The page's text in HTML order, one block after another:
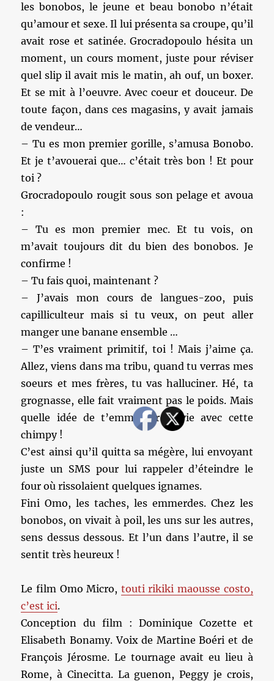
les bonobos, le jeune et beau bonobo n’était
qu’amour et sexe. Il lui présenta sa croupe, qu’il
avait rose et satinée. Grocradopoulo hésita un
moment, un cours moment, juste pour réviser
quel slip il avait mis le matin, ah ouf, un boxer.
Et se mit à l’oeuvre. Avec coeur et douceur. De
toute façon, dans ces magasins, y avait jamais
de vendeur…
– Tu es mon premier gorille, s’amusa Bonobo.
Et je t’avouerai que… c’était très bon ! Et pour
toi ?
Grocradopoulo rougit sous son pelage et avoua
:
– Tu es mon premier mec. Et tu vois, on
m’avait toujours dit du bien des bonobos. Je
confirme !
– Tu fais quoi, maintenant ?
– J’avais mon cours de langues-zoo, puis
capilliculteur mais si tu veux, on peut aller
manger une banane ensemble …
– T’es vraiment primitif, toi ! Mais j’aime ça.
Allez, viens dans ma tribu, quand tu verras mes
soeurs et mes frères, tu vas halluciner. Hé, ta
grognasse, elle fait vraiment pas le poids. Mais
quelle idée de t’emmerder la vie avec cette
chimpy !
C’est ainsi qu’il quitta sa mégère, lui envoyant
juste un SMS pour lui rappeler d’éteindre le
four où rissolaient quelques ignames.
Fini Omo, les taches, les emmerdes. Chez les
bonobos, on vivait à poil, les uns sur les autres,
sens dessus dessous. Et l’un dans l’autre, il se
sentit très heureux !
Le film Omo Micro, touti rikiki maousse costo,
c’est ici.
Conception du film : Dominique Cozette et
Elisabeth Bonamy. Voix de Martine Boéri et de
François Jérosme. Le tournage avait eu lieu à
Rome, à Cinecitta. La guenon, Peggy je crois,